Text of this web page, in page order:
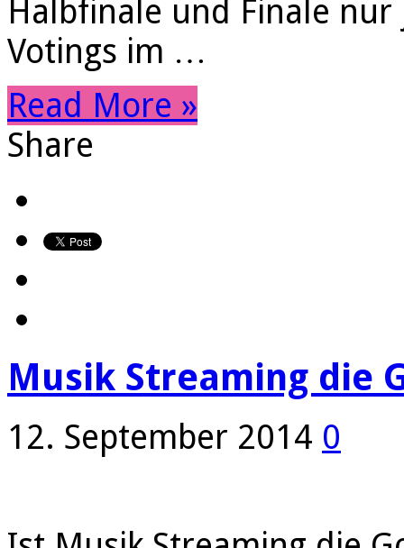
Halbfinale und Finale nur
Votings im …
Read More »
Share
Musik Streaming die
12. September 2014 0